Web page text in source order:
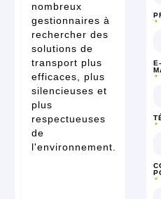
nombreux
gestionnaires à
rechercher des
solutions de
transport plus
efficaces, plus
silencieuses et
plus
respectueuses
de
l'environnement.
E-